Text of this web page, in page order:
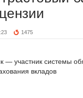
1475
— участник системы
вкладов